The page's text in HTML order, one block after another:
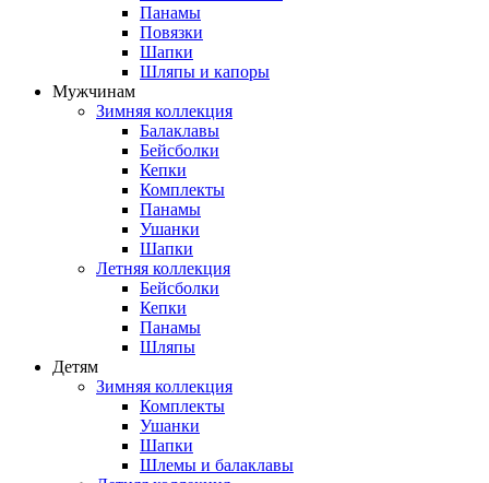
Панамы
Повязки
Шапки
Шляпы и капоры
Мужчинам
Зимняя коллекция
Балаклавы
Бейсболки
Кепки
Комплекты
Панамы
Ушанки
Шапки
Летняя коллекция
Бейсболки
Кепки
Панамы
Шляпы
Детям
Зимняя коллекция
Комплекты
Ушанки
Шапки
Шлемы и балаклавы